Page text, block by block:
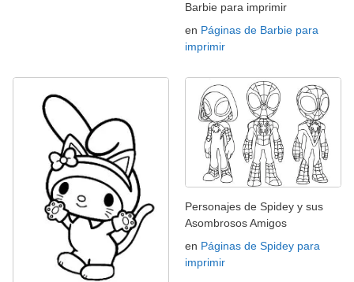
Barbie para imprimir
en Páginas de Barbie para
imprimir
Personajes de Spidey y sus
Asombrosos Amigos
en Páginas de Spidey para
imprimir